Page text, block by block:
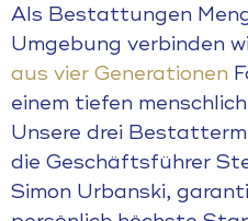
Als Bestattungen
Umgebung verbinden
aus vier Generationen
einem tiefen
Unsere drei
die Geschäftsführer
Simon Urbanski,